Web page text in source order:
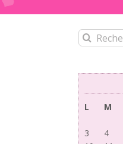
Rechercher:
L
M
3
4